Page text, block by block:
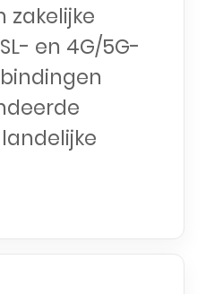
zakelijke
en 4G/5G-